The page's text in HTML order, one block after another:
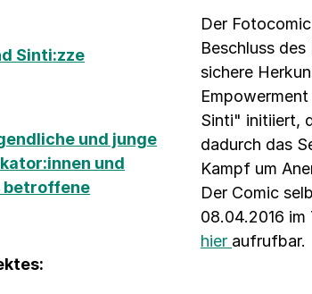
Sinti:zze
und junge
und
betroffene
Der
Beschluss
sichere
Sinti" initiiert,
dadurch das
Kampf um
Der Comic
08.04.2016 im
hier aufrufbar.